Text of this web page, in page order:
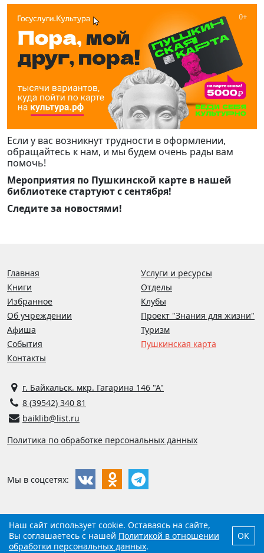
Если у вас возникнут трудности в оформлении,
обращайтесь к нам, и мы будем очень рады вам
помочь!
Мероприятия по Пушкинской карте в нашей
библиотеке стартуют с сентября!
Следите за новостями!
г. Байкальск. мкр. Гагарина 146 "А"
8 (39542) 340 81
baiklib@list.ru
Политика по обработке персональных данных
Главная
Книги
Избранное
Об учреждении
Афиша
События
Контакты
Услуги и ресурсы
Отделы
Клубы
Проект "Знания для жизни"
Туризм
Пушкинская карта
Мы в соцсетях:
©2026Библиотека г. Байкальска
Разработано компанией Виртуальные технологии
Наш сайт использует cookie. Оставаясь на сайте,
Вы соглашаетесь с нашей Политикой в отношении
обработки персональных данных.
OK